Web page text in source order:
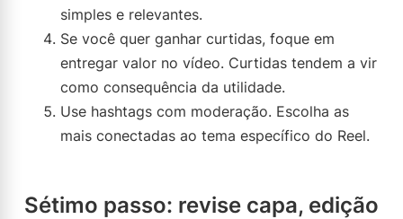
simples e relevantes.
Se você quer ganhar curtidas, foque em
entregar valor no vídeo. Curtidas tendem a vir
como consequência da utilidade.
Use hashtags com moderação. Escolha as
mais conectadas ao tema específico do Reel.
Sétimo passo: revise capa, edição